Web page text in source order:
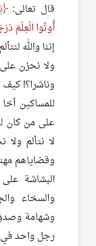
قال تعالى:
أُوتُوا الْعِلْمَ
إننا والله
ولا نحزن
وناشرا؟!
للمساكين
على من كان
لا نتألم
وقضاياهم
البشاشة
والسخاء
وشهامة
رجل واحد في